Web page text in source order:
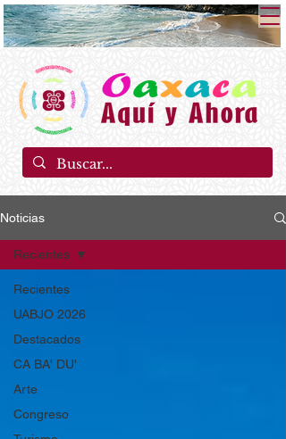
Noticias
Recientes
UABJO 2026
Destacados
CA BA' DU'
Arte
Congreso
Recientes